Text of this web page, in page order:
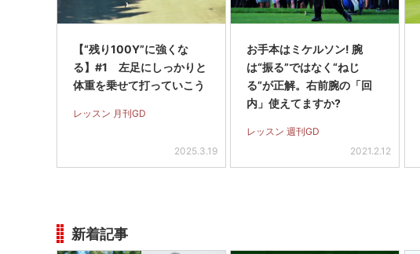
【“残り100Y”に強くな
る】#1 左足にしっかりと
体重を乗せて打っていこう
レッスン 月刊GD
2025.3.19
お手本はミケルソン! 腕
は“振る”ではなく“ねじ
る”が正解。右前腕の「回
内」使えてますか?
レッスン 週刊GD
2021.2.12
新着記事